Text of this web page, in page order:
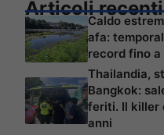
Articoli recenti
Caldo
afa:
record fino
Thailandia,
Bangkok:
feriti. Il killer
anni